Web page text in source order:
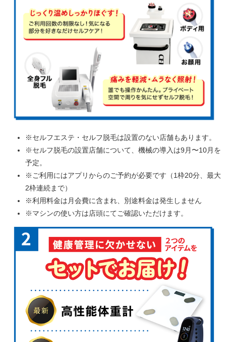
※セルフエステ・セルフ脱毛は設置のない店舗もあります。
※セルフ脱毛の設置店舗について、機械の導入は9月〜10月を
予定。
※ご利用にはアプリからのご予約が必要です（1枠20分、最大
2枠連続まで）
※利用料金は月会費に含まれ、別途料金は発生しません
※マシンの使い方は店頭にてご確認いただけます。